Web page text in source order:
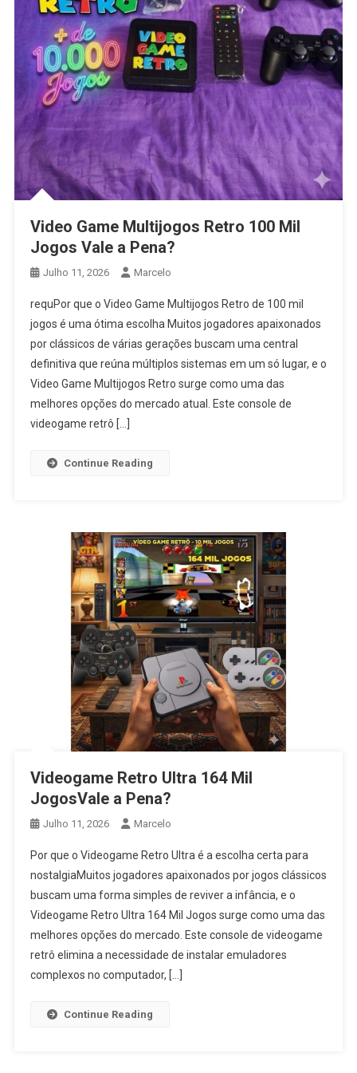
Video Game Multijogos Retro 100 Mil
Jogos Vale a Pena?
Julho 11, 2026 Marcelo
requPor que o Video Game Multijogos Retro de 100 mil
jogos é uma ótima escolha Muitos jogadores apaixonados
por clássicos de várias gerações buscam uma central
definitiva que reúna múltiplos sistemas em um só lugar, e o
Video Game Multijogos Retro surge como uma das
melhores opções do mercado atual. Este console de
videogame retrô […]
Continue Reading
Videogame Retro Ultra 164 Mil
JogosVale a Pena?
Julho 11, 2026 Marcelo
Por que o Videogame Retro Ultra é a escolha certa para
nostalgiaMuitos jogadores apaixonados por jogos clássicos
buscam uma forma simples de reviver a infância, e o
Videogame Retro Ultra 164 Mil Jogos surge como uma das
melhores opções do mercado. Este console de videogame
retrô elimina a necessidade de instalar emuladores
complexos no computador, […]
Continue Reading